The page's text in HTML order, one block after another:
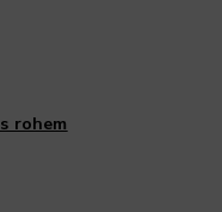
rohem